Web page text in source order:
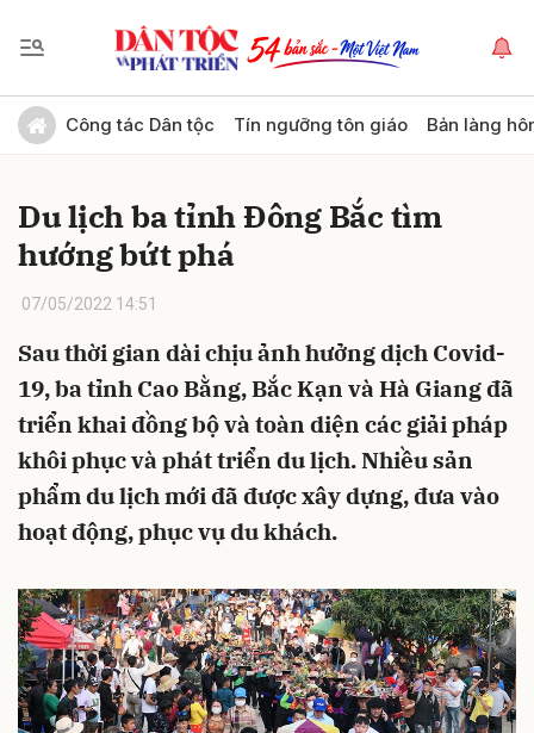
Công tác Dân tộc Tín ngưỡng tôn giáo Bản làng
Du lịch ba tỉnh Đông Bắc tìm
hướng bứt phá
07/05/2022 14:51
Sau thời gian dài chịu ảnh hưởng dịch Covid-
19, ba tỉnh Cao Bằng, Bắc Kạn và Hà Giang đã
triển khai đồng bộ và toàn diện các giải pháp
khôi phục và phát triển du lịch. Nhiều sản
phẩm du lịch mới đã được xây dựng, đưa vào
hoạt động, phục vụ du khách.
Gửi bình luận
Hủy Gửi